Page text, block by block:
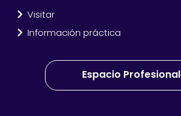
Visitar
Información práctica
Espacio Profesional